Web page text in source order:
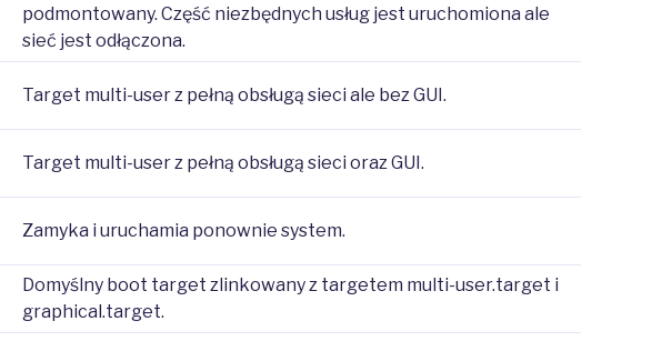
podmontowany. Część niezbędnych usług jest uruchomiona ale
sieć jest odłączona.
Target multi-user z pełną obsługą sieci ale bez GUI.
Target multi-user z pełną obsługą sieci oraz GUI.
Zamyka i uruchamia ponownie system.
Domyślny boot target zlinkowany z targetem multi-user.target i
graphical.target.